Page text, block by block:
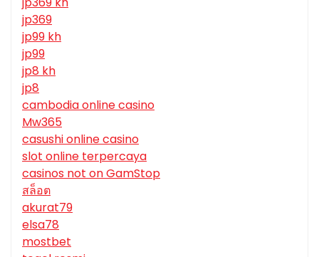
jp369
jp99 kh
jp99
jp8 kh
jp8
cambodia online casino
Mw365
casushi online casino
slot online terpercaya
casinos not on GamStop
สล็อต
akurat79
elsa78
mostbet